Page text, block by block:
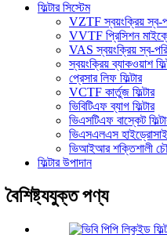
ফিল্টার সিস্টেম
VZTF স্বয়ংক্রিয় স্ব-
VVTF প্রিসিশন
VAS স্বয়ংক্রিয় স্ব-
স্বয়ংক্রিয় ব্যাকওয়াশ
প্রেসার লিফ ফিল্টার
VCTF কার্তুজ ফিল্টার
ভিবিটিএফ ব্যাগ ফিল্টার
ভিএসটিএফ বাস্কেট
ভিএসএলএস
ভিআইআর শক্তিশালী
ফিল্টার উপাদান
বৈশিষ্ট্যযুক্ত পণ্য